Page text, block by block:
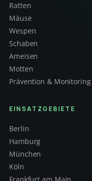
Ratten
Mäuse
Wespen
Schaben
Ameisen
Motten
Prävention & Monitoring
EINSATZGEBIETE
Berlin
Hamburg
München
Köln